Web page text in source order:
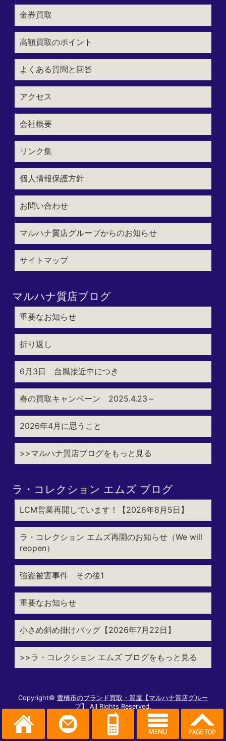
金券買取
高額買取のポイント
よくある質問と回答
アクセス
会社概要
リンク集
個人情報保護方針
お問い合わせ
マルハナ質店グループからのお知らせ
サイトマップ
マルハナ質店ブログ
重要なお知らせ
折り返し
6月3日 台風接近中につき
春の買取キャンペーン 2025.4.23～
2026年4月に思うこと
>>マルハナ質店ブログをもっと見る
ラ・コレクション エムズ ブログ
LCM営業再開しています！【2026年8月5日】
ラ・コレクション エムズ再開のお知らせ（We will
reopen）
強盗被害事件 その後1
重要なお知らせ
小さめ斜め掛けバッグ【2026年7月22日】
>>ラ・コレクション エムズ ブログをもっと見る
Copyright© 豊橋市のブランド買取・質屋【マルハナ質店グルー
プ】
All Rights Reserved.